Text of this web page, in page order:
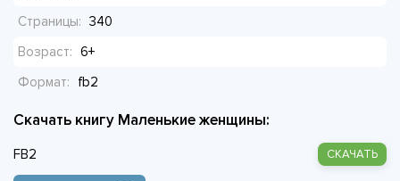
не разучиться надеяться.
как руки Марми, которая держит их всех на плаву.
Страницы: 340
Возраст: 6+
Формат:
fb2
Скачать книгу Маленькие женщины:
FB2 СКАЧАТЬ